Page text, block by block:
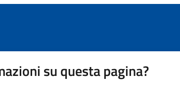
su questa pagina?